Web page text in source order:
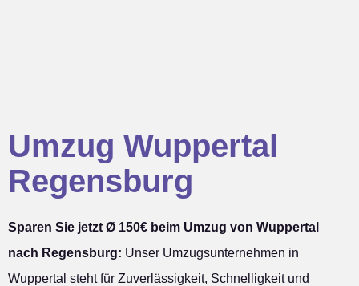
Umzug Wuppertal
Regensburg
Sparen Sie jetzt Ø 150€ beim Umzug von Wuppertal
nach Regensburg: Unser Umzugsunternehmen in
Wuppertal steht für Zuverlässigkeit, Schnelligkeit und